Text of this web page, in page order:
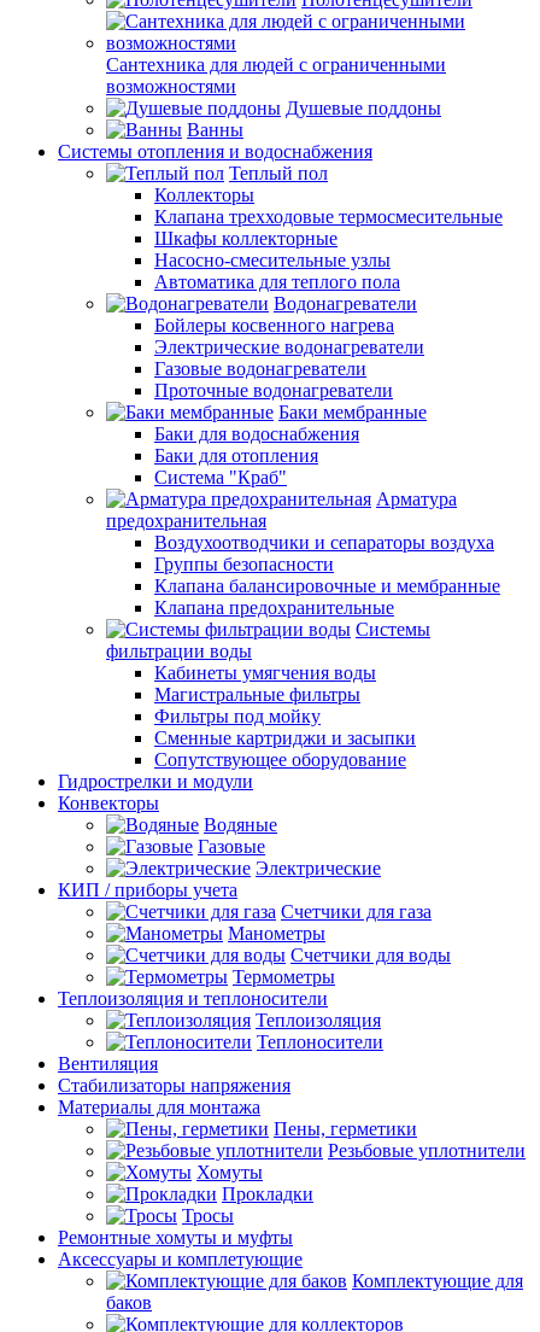
Сантехника для людей с ограниченными
возможностями
Душевые поддоны
Ванны
Системы отопления и водоснабжения
Теплый пол
Коллекторы
Клапана трехходовые термосмесительные
Шкафы коллекторные
Насосно-смесительные узлы
Автоматика для теплого пола
Водонагреватели
Бойлеры косвенного нагрева
Электрические водонагреватели
Газовые водонагреватели
Проточные водонагреватели
Баки мембранные
Баки для водоснабжения
Баки для отопления
Система "Краб"
Арматура
предохранительная
Воздухоотводчики и сепараторы воздуха
Группы безопасности
Клапана балансировочные и мембранные
Клапана предохранительные
Системы
фильтрации воды
Кабинеты умягчения воды
Магистральные фильтры
Фильтры под мойку
Сменные картриджи и засыпки
Сопутствующее оборудование
Гидрострелки и модули
Конвекторы
Водяные
Газовые
Электрические
КИП / приборы учета
Счетчики для газа
Манометры
Счетчики для воды
Термометры
Теплоизоляция и теплоносители
Теплоизоляция
Теплоносители
Вентиляция
Стабилизаторы напряжения
Материалы для монтажа
Пены, герметики
Резьбовые уплотнители
Хомуты
Прокладки
Тросы
Ремонтные хомуты и муфты
Аксессуары и комплетующие
Комплектующие для
баков